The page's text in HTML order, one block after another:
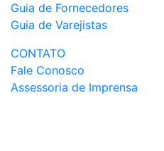
Guia de Fornecedores
Guia de Varejistas
CONTATO
Fale Conosco
Assessoria de Imprensa